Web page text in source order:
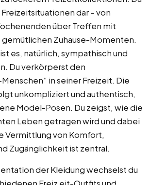
dar – von
über Treffen mit
gemütlichen Zuhause-Momenten.
es, natürlich, sympathisch und
Du verkörperst den
in seiner Freizeit. Die
unkompliziert und authentisch,
Model-Posen. Du zeigst, wie die
Leben getragen wird und dabei
Vermittlung von Komfort,
Zugänglichkeit ist zentral.
der Kleidung wechselst du